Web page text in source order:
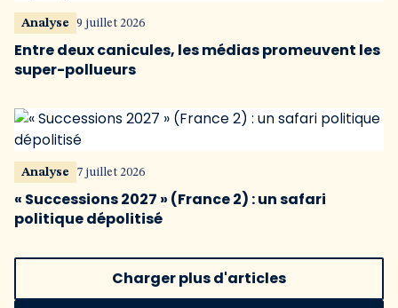
Analyse 9 juillet 2026
Entre deux canicules, les médias promeuvent les
super-pollueurs
Analyse 7 juillet 2026
« Successions 2027 » (France 2) : un safari
politique dépolitisé
Charger plus d'articles